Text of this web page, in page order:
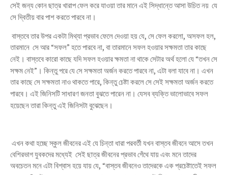
সেই জন্য কোন ছাত্র খারাপ ফেল করে যাওয়া তার মানে এই সিদ্ধান্তে আসা উচিত নয় যে
সে দ্বিতীয় বার পাশ করতে পারবে না ।
বাস্তবে তার উপর একটা মিথ্যা প্রভাব ফেলে দেওয়া হয় যে, সে ফেল করলো, অসফল হল,
তারমানে সে আর“সফল” হতে পারবে না, বা তারমানে সফল হওয়ার সক্ষমতা তার কাছে
নেই । বাস্তবে কারো কাছে যদি সফল হওয়ার ক্ষমতা না থাকে সেটার অর্থ হলো যে“তখন সে
সক্ষম নেই” । কিন্তু পরে যে সে সক্ষমতা অর্জন করতে পারবে না, এটা বলা যাবে না । এখন
তার কাছে সে সক্ষমতা নাও থাকতে পারে, কিন্তু চেষ্টা করলে সে সেই সক্ষমতা অর্জন করতে
পারবে । এই জিনিসটি সাধারণ জনতা বুঝতে পারেন না । যেসব ব্যক্তি ভালোভাবে সফল
হয়েছেন তারা কিন্তু এই জিনিসটা বুঝেছেন ।
এখন কথা হচ্ছে স্কুল জীবনের এই যে চিন্তা ধারা পরবর্তী যখন বাস্তব জীবনে আসে তখন
বেশিরভাগ যুবকদের মধ্যেই সেই ছাত্র জীবনের প্রভাব গেঁথে যায় এবং মনে তাদের
অবচেতন মনে এটা বিশ্বাস হয়ে যায় যে, “বাস্তব জীবনেও তাদেরকে এক প্রচেষ্টাতেই সফল